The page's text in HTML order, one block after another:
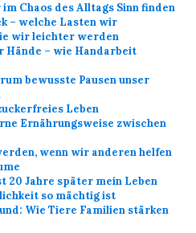
Chaos des Alltags Sinn finden
– welche Lasten wir
wir leichter werden
Hände – wie Handarbeit
bewusste Pausen unser
Leben
Ernährungsweise zwischen
wenn wir anderen helfen
20 Jahre später mein Leben
so mächtig ist
Wie Tiere Familien stärken